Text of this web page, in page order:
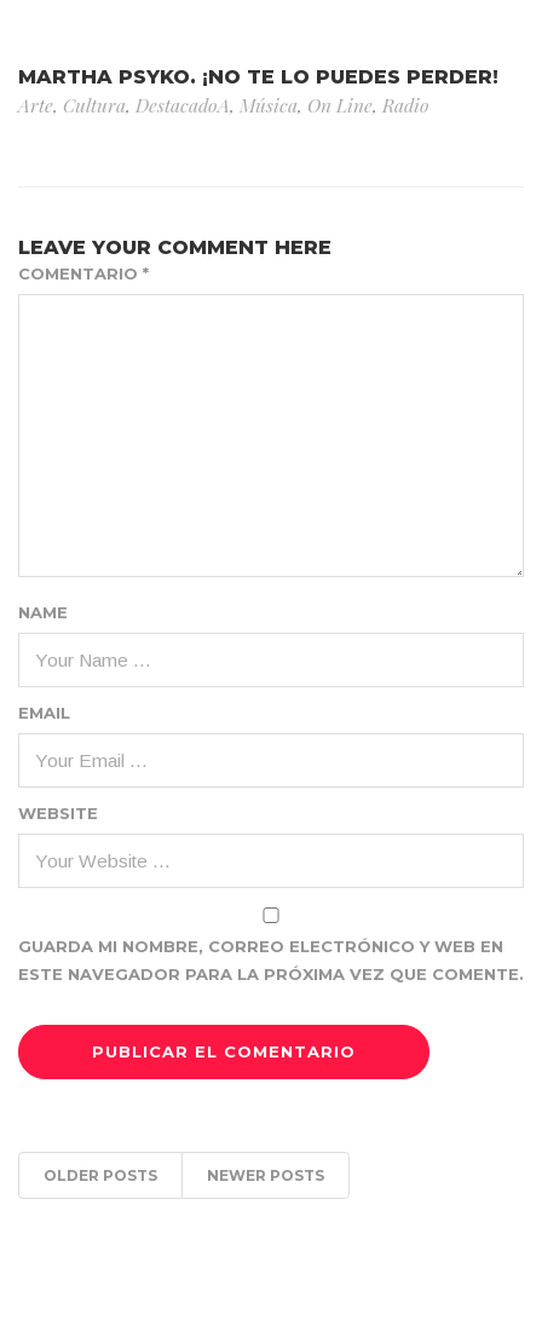
MARTHA PSYKO. ¡NO TE LO PUEDES PERDER!
Arte, Cultura, DestacadoA, Música, On Line, Radio
LEAVE YOUR COMMENT HERE
COMENTARIO *
NAME
EMAIL
WEBSITE
GUARDA MI NOMBRE, CORREO ELECTRÓNICO Y WEB EN
ESTE NAVEGADOR PARA LA PRÓXIMA VEZ QUE COMENTE.
OLDER POSTS NEWER POSTS